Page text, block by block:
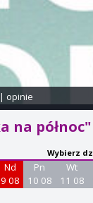
opinie
na
Wybierz
Nd
9 08
Pn
10 08
Wt
11 08